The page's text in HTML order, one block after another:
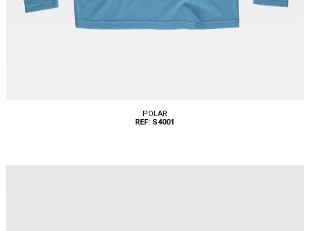
POLAR
REF: S4001